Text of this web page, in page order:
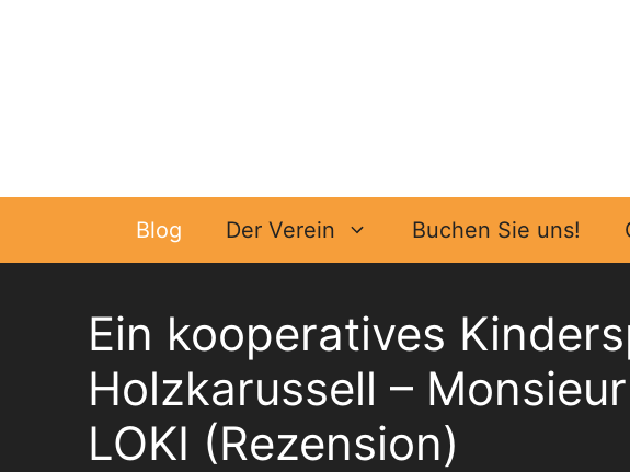
Blog Der Verein Buchen Sie uns!
Ein kooperatives
Holzkarussell –
LOKI (Rezension)